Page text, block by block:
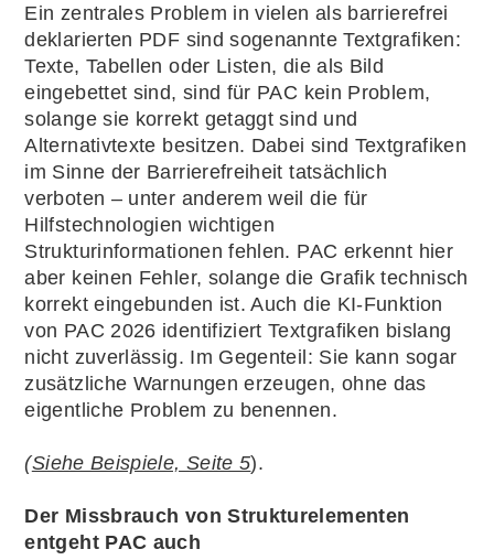
Ein zentrales Problem in vielen als barrierefrei
deklarierten PDF sind sogenannte Textgrafiken:
Texte, Tabellen oder Listen, die als Bild
eingebettet sind, sind für PAC kein Problem,
solange sie korrekt getaggt sind und
Alternativtexte besitzen. Dabei sind Textgrafiken
im Sinne der Barrierefreiheit tatsächlich
verboten – unter anderem weil die für
Hilfstechnologien wichtigen
Strukturinformationen fehlen. PAC erkennt hier
aber keinen Fehler, solange die Grafik technisch
korrekt eingebunden ist. Auch die KI-Funktion
von PAC 2026 identifiziert Textgrafiken bislang
nicht zuverlässig. Im Gegenteil: Sie kann sogar
zusätzliche Warnungen erzeugen, ohne das
eigentliche Problem zu benennen.
(Siehe Beispiele, Seite 5).
Der Missbrauch von Strukturelementen
entgeht PAC auch